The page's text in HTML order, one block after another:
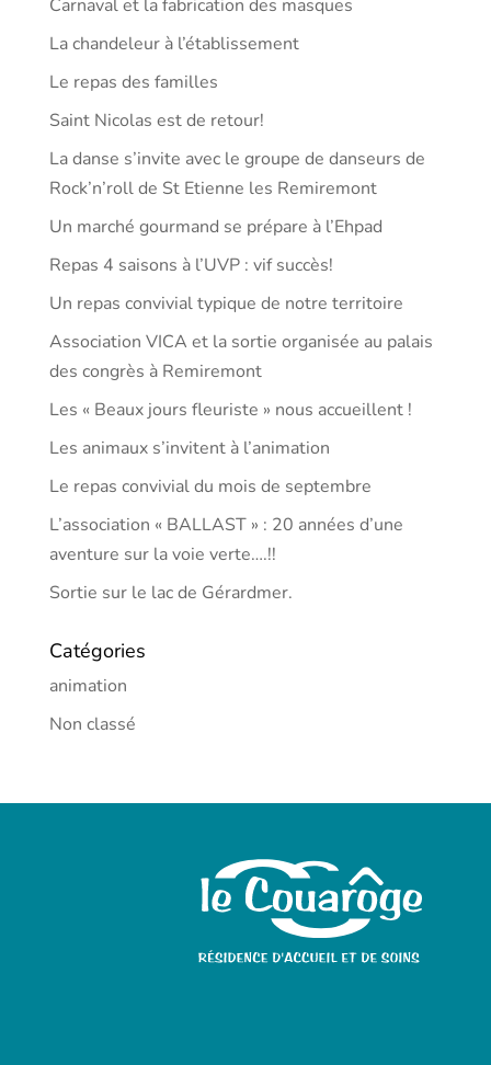
Carnaval et la fabrication des masques
La chandeleur à l’établissement
Le repas des familles
Saint Nicolas est de retour!
La danse s’invite avec le groupe de danseurs de
Rock’n’roll de St Etienne les Remiremont
Un marché gourmand se prépare à l’Ehpad
Repas 4 saisons à l’UVP : vif succès!
Un repas convivial typique de notre territoire
Association VICA et la sortie organisée au palais
des congrès à Remiremont
Les « Beaux jours fleuriste » nous accueillent !
Les animaux s’invitent à l’animation
Le repas convivial du mois de septembre
L’association « BALLAST » : 20 années d’une
aventure sur la voie verte….!!
Sortie sur le lac de Gérardmer.
Catégories
animation
Non classé